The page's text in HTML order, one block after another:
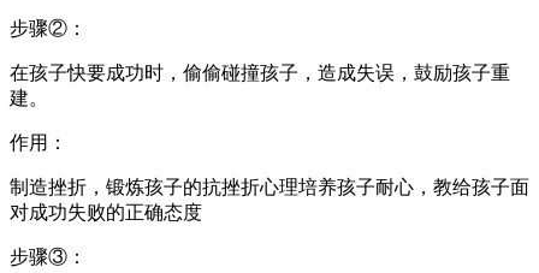
步骤②：
在孩子快要成功时，偷偷碰撞孩子，造成失误，鼓励孩子重
建。
作用：
制造挫折，锻炼孩子的抗挫折心理培养孩子耐心，教给孩子面
对成功失败的正确态度
步骤③：